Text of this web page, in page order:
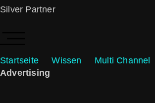
Silver Partner
Startseite Wissen Multi Channel
Advertising